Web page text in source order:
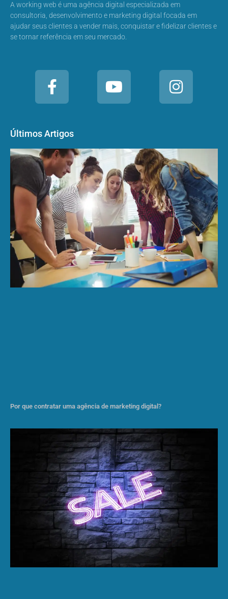
A working web é uma agência digital especializada em
consultoria, desenvolvimento e marketing digital focada em
ajudar seus clientes a vender mais, conquistar e fidelizar clientes e
se tornar referência em seu mercado.
Últimos Artigos
Por que contratar uma agência de marketing digital?